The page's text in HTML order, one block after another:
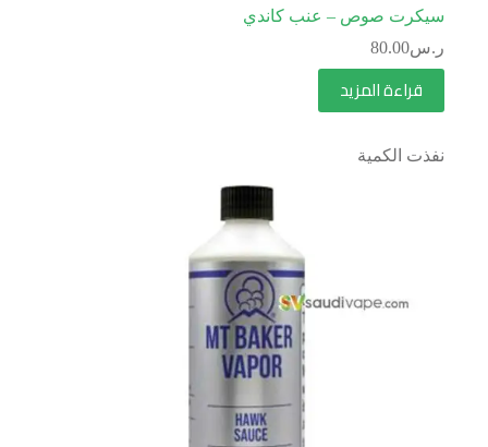
سيكرت صوص – عنب كاندي
ر.س80.00
قراءة المزيد
نفذت الكمية